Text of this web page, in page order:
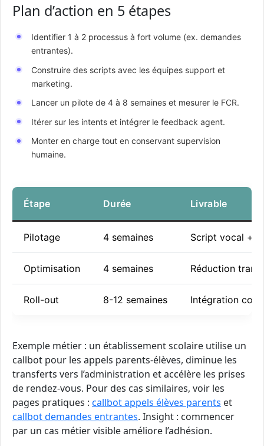
Plan d’action en 5 étapes
Identifier 1 à 2 processus à fort volume (ex. demandes
entrantes).
Construire des scripts avec les équipes support et
marketing.
Lancer un pilote de 4 à 8 semaines et mesurer le FCR.
Itérer sur les intents et intégrer le feedback agent.
Monter en charge tout en conservant supervision
humaine.
Étape Durée Livrable
Pilotage 4 semaines Script vocal +
Optimisation 4 semaines Réduction
Roll-out 8-12 semaines Intégration
Exemple métier : un établissement scolaire utilise un
callbot pour les appels parents-élèves, diminue les
transferts vers l’administration et accélère les prises
de rendez-vous. Pour des cas similaires, voir les
pages pratiques : callbot appels élèves parents et
callbot demandes entrantes. Insight : commencer
par un cas métier visible améliore l’adhésion.